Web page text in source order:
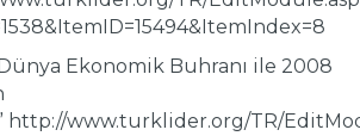
Dünya Ekonomik Buhranı ile 2008
http://www.turklider.org/TR/